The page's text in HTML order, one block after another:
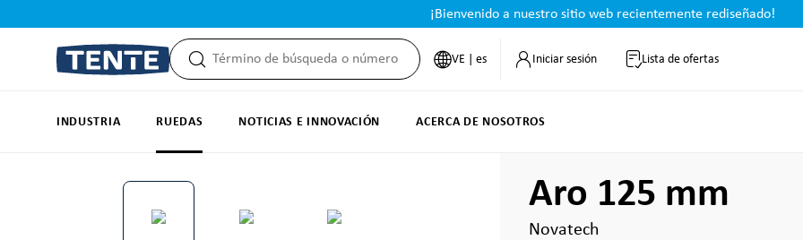
¡Bienvenido a nuestro sitio web recientemente rediseñado!
VE | es Iniciar sesión Lista de ofertas
INDUSTRIA RUEDAS NOTICIAS E INNOVACIÓN ACERCA DE NOSOTROS
Omitir galería de imágenes Aro 125 mm
Novatech